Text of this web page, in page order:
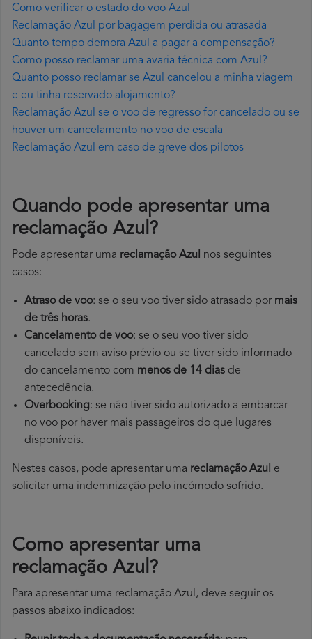
Como verificar o estado do voo Azul
Reclamação Azul por bagagem perdida ou atrasada
Quanto tempo demora Azul a pagar a compensação?
Como posso reclamar uma avaria técnica com Azul?
Quanto posso reclamar se Azul cancelou a minha viagem
e eu tinha reservado alojamento?
Reclamação Azul se o voo de regresso for cancelado ou se
houver um cancelamento no voo de escala
Reclamação Azul em caso de greve dos pilotos
Quando pode apresentar uma
reclamação Azul?
Pode apresentar uma reclamação Azul nos seguintes
casos:
Atraso de voo: se o seu voo tiver sido atrasado por mais
de três horas.
Cancelamento de voo: se o seu voo tiver sido
cancelado sem aviso prévio ou se tiver sido informado
do cancelamento com menos de 14 dias de
antecedência.
Overbooking: se não tiver sido autorizado a embarcar
no voo por haver mais passageiros do que lugares
disponíveis.
Nestes casos, pode apresentar uma reclamação Azul e
solicitar uma indemnização pelo incómodo sofrido.
Como apresentar uma
reclamação Azul?
Para apresentar uma reclamação Azul, deve seguir os
passos abaixo indicados: